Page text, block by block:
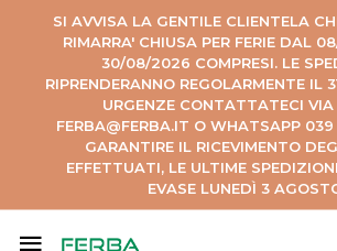
SI AVVISA LA GENTILE CLIENTELA
RIMARRA' CHIUSA PER FERIE DAL
30/08/2026 COMPRESI. LE
RIPRENDERANNO REGOLARMENTE IL
URGENZE CONTATTATECI
FERBA@FERBA.IT O WHATSAPP
GARANTIRE IL RICEVIMENTO
EFFETTUATI, LE ULTIME
EVASE LUNEDÌ 3